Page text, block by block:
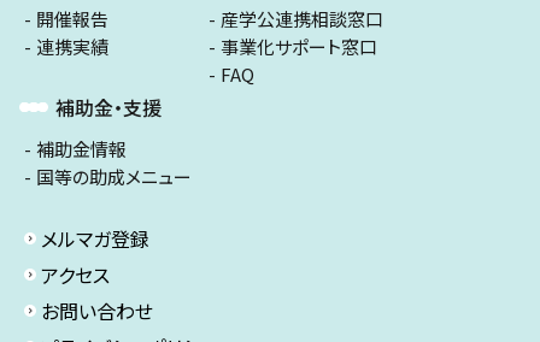
開催報告
連携実績
補助金・支援
補助金情報
国等の助成メニュー
産学公連携相談窓口
事業化サポート窓口
FAQ
メルマガ登録
アクセス
お問い合わせ